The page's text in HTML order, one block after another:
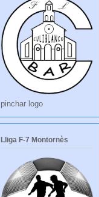
pinchar logo
Lliga F-7 Montornès